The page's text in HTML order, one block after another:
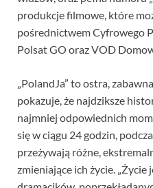
produkcje filmowe, które
pośrednictwem Cyfrowego
Polsat GO oraz VOD
„PolandJa” to ostra,
pokazuje, że najdziksze
najmniej odpowiednich
się w ciągu 24 godzin,
przeżywają różne,
zmieniające ich życie. „Życie